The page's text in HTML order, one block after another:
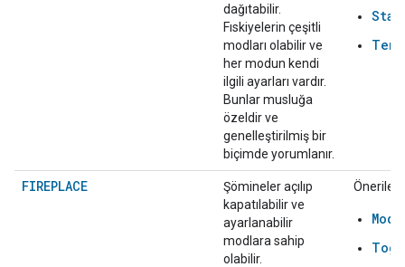
dağıtabilir.
Fıskiyelerin çeşitli
modları olabilir ve
her modun kendi
ilgili ayarları vardır.
Bunlar musluğa
özeldir ve
genelleştirilmiş bir
biçimde yorumlanır.
FIREPLACE
Şömineler açılıp
kapatılabilir ve
ayarlanabilir
modlara sahip
olabilir.
Önerilen: